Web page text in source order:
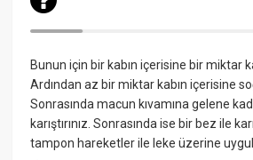
Bunun için bir kabın içerisine bir miktar
Ardından az bir miktar kabın içerisine
Sonrasında macun kıvamına gelene
karıştırınız. Sonrasında ise bir bez ile
tampon hareketler ile leke üzerine